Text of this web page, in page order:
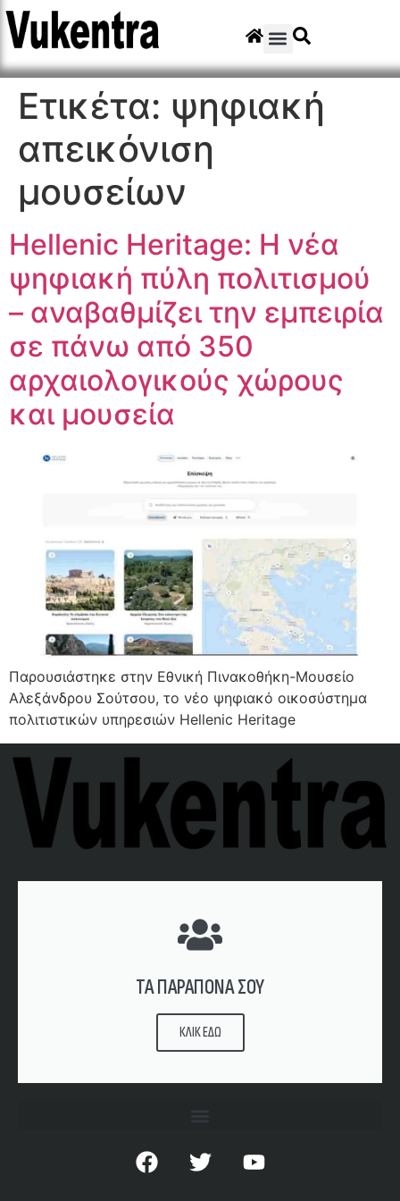
Ετικέτα: ψηφιακή
απεικόνιση
μουσείων
Hellenic Heritage: Η νέα
ψηφιακή πύλη πολιτισμού
– αναβαθμίζει την εμπειρία
σε πάνω από 350
αρχαιολογικούς χώρους
και μουσεία
Παρουσιάστηκε στην Εθνική Πινακοθήκη-Μουσείο
Αλεξάνδρου Σούτσου, το νέο ψηφιακό οικοσύστημα
πολιτιστικών υπηρεσιών Hellenic Heritage
ΤΑ ΠΑΡΑΠΟΝΑ ΣΟΥ
ΚΛΙΚ ΕΔΩ